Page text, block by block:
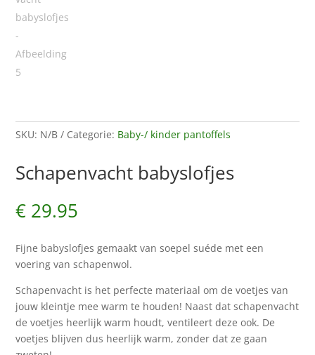
SKU: N/B Categorie: Baby-/ kinder pantoffels
Schapenvacht babyslofjes
€ 29.95
Fijne babyslofjes gemaakt van soepel suéde met een
voering van schapenwol.
Schapenvacht is het perfecte materiaal om de voetjes van
jouw kleintje mee warm te houden! Naast dat schapenvacht
de voetjes heerlijk warm houdt, ventileert deze ook. De
voetjes blijven dus heerlijk warm, zonder dat ze gaan